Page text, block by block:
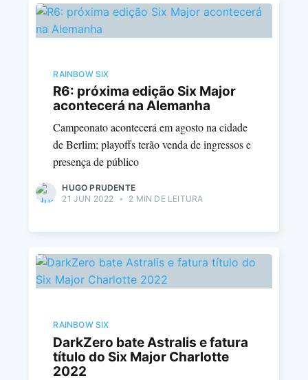
RAINBOW SIX
R6: próxima edição Six Major
acontecerá na Alemanha
Campeonato acontecerá em agosto na cidade
de Berlim; playoffs terão venda de ingressos e
presença de público
HUGO PRUDENTE
21 JUN 2022
• 2 MIN DE LEITURA
RAINBOW SIX
DarkZero bate Astralis e fatura
título do Six Major Charlotte
2022